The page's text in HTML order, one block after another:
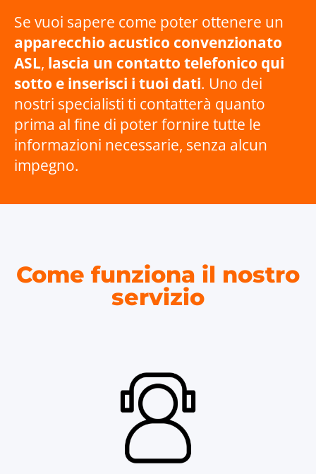
Se vuoi sapere come poter ottenere un
apparecchio acustico convenzionato
ASL, lascia un contatto telefonico qui
sotto e inserisci i tuoi dati. Uno dei
nostri specialisti ti contatterà quanto
prima al fine di poter fornire tutte le
informazioni necessarie, senza alcun
impegno.
Come funziona il nostro
servizio